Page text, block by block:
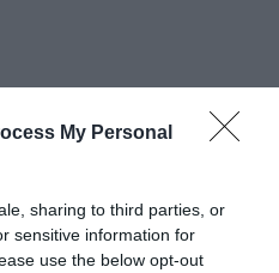
My Personal
sharing to third parties, or
sensitive information for
use the below opt-out